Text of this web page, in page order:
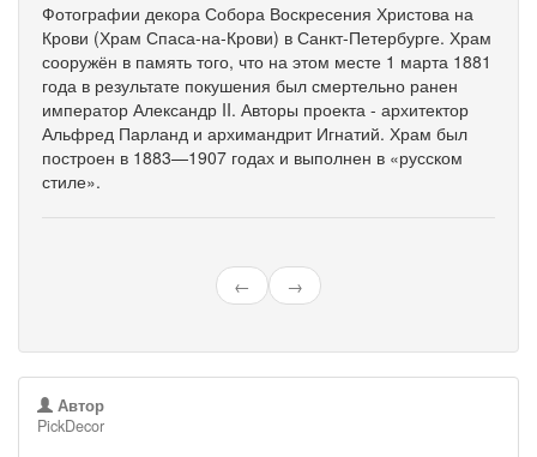
Фотографии декора Собора Воскресения Христова на
Крови (Храм Спаса-на-Крови) в Санкт-Петербурге. Храм
сооружён в память того, что на этом месте 1 марта 1881
года в результате покушения был смертельно ранен
император Александр II. Авторы проекта - архитектор
Альфред Парланд и архимандрит Игнатий. Храм был
построен в 1883—1907 годах и выполнен в «русском
стиле».
← →
Автор
PickDecor